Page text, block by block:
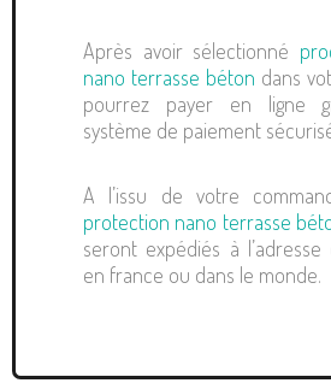
Après avoir sélectionné
nano terrasse béton dans
pourrez payer en ligne
système de paiement
A l’issu de votre
protection nano terrasse
seront expédiés à
en france ou dans le monde.